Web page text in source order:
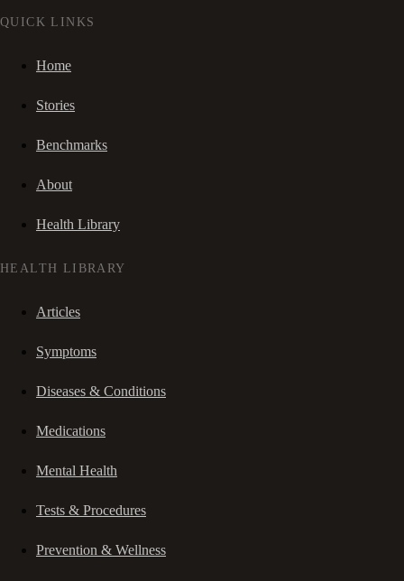
QUICK LINKS
Home
Stories
Benchmarks
About
Health Library
HEALTH LIBRARY
Articles
Symptoms
Diseases & Conditions
Medications
Mental Health
Tests & Procedures
Prevention & Wellness